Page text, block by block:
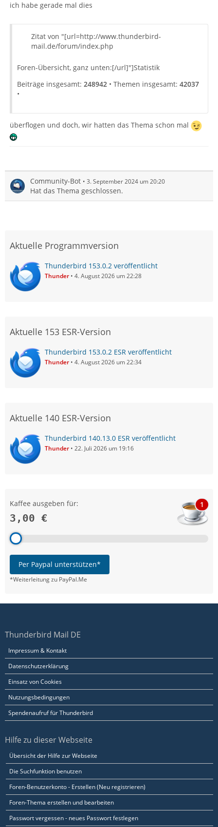
ich habe gerade mal dies
Zitat von "[url=http://www.thunderbird-
mail.de/forum/index.php
Foren-Übersicht, ganz unten:[/url]"]Statistik
Beiträge insgesamt: 248942 • Themen insgesamt: 42037
•
überflogen und doch, wir hatten das Thema schon mal
Community-Bot 3. September 2024 um 20:20
Hat das Thema geschlossen.
Aktuelle Programmversion
Thunderbird 153.0.2 veröffentlicht
Thunder 4. August 2026 um 22:28
Aktuelle 153 ESR-Version
Thunderbird 153.0.2 ESR veröffentlicht
Thunder 4. August 2026 um 22:34
Aktuelle 140 ESR-Version
Thunderbird 140.13.0 ESR veröffentlicht
Thunder 22. Juli 2026 um 19:16
Kaffee ausgeben für:
3,00 €
1
Per Paypal unterstützen*
*Weiterleitung zu PayPal.Me
Thunderbird Mail DE
Impressum & Kontakt
Datenschutzerklärung
Einsatz von Cookies
Nutzungsbedingungen
Spendenaufruf für Thunderbird
Hilfe zu dieser Webseite
Übersicht der Hilfe zur Webseite
Die Suchfunktion benutzen
Foren-Benutzerkonto - Erstellen (Neu registrieren)
Foren-Thema erstellen und bearbeiten
Passwort vergessen - neues Passwort festlegen